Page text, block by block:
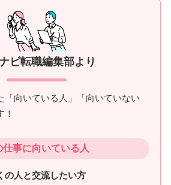
ビ転職編集部より
「向いている人」「向いていない
！
仕事に向いている人
人と交流したい方